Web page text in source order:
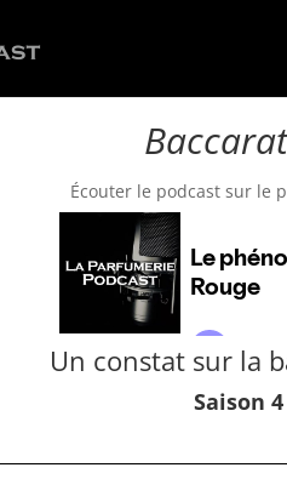
Écouter le podcast sur le
Un constat sur la
Saison